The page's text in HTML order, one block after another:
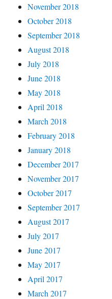
November 2018
October 2018
September 2018
August 2018
July 2018
June 2018
May 2018
April 2018
March 2018
February 2018
January 2018
December 2017
November 2017
October 2017
September 2017
August 2017
July 2017
June 2017
May 2017
April 2017
March 2017